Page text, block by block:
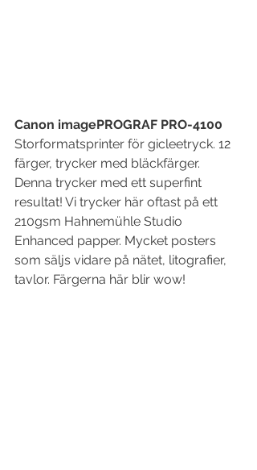
Canon imagePROGRAF PRO-4100
Storformatsprinter för gicleetryck. 12
färger, trycker med bläckfärger.
Denna trycker med ett superfint
resultat! Vi trycker här oftast på ett
210gsm Hahnemühle Studio
Enhanced papper. Mycket posters
som säljs vidare på nätet, litografier,
tavlor. Färgerna här blir wow!